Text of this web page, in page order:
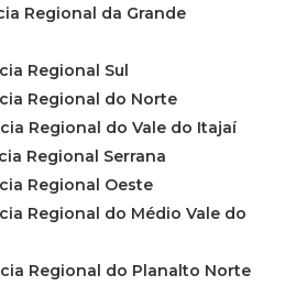
Regional da Grande
Regional Sul
Regional do Norte
Regional do Vale do Itajaí
Regional Serrana
Regional Oeste
Regional do Médio Vale do
Regional do Planalto Norte